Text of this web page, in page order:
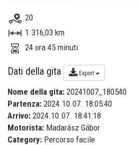
20
1.316,03 km
24 ora 45 minuti
Dati della gita Export
Nome della gita: 20241007_180540
Partenza: 2024.10.07. 18:05:40
Arrivo: 2024.10.07. 18:41:18
Motorista: Madarász Gábor
Category: Percorso facile